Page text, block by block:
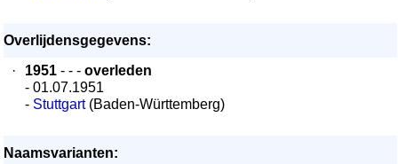
Overlijdensgegevens:
·
1951 - - - overleden
- 01.07.1951
- Stuttgart(Baden-Württemberg)
Naamsvarianten: